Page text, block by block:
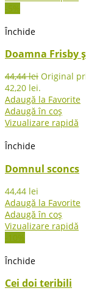
-5%
Închide
Doamna Frisby
44,44lei Original
42,20 lei.
Adaugă la Favorite
Adaugă în coș
Vizualizare rapidă
Închide
Domnul sconcs
44,44 lei
Adaugă la Favorite
Adaugă în coș
Vizualizare rapidă
-10%
Închide
Cei doi teribili